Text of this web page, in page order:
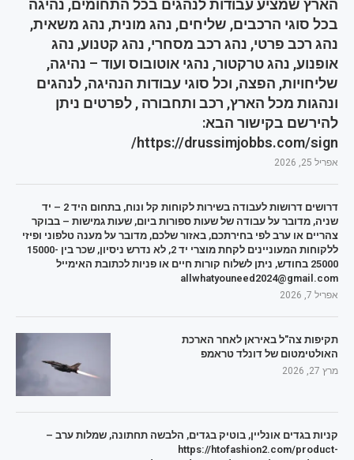
הארץ שמציע עבודות לנהגים בכל התחומים, נהיגה
בכל סוגי הרכבים, שליחים, נהג מונית, נהג משאית,
נהג רכב פרטי, נהג רכב מסחרי, נהג קטנוע, נהג
אופנוע, נהג טרקטור, נהגי אוטובוס ועוד – נהיגה,
שליחויות, הפצה, וכל סוגי עבודות הנהיגה, לנהגים
ונהגות מכל הארץ, רכב ותחבורה , לפרטים ניתן
להירשם בקישור הבא:
https://drussimjobbs.com/sign/
אפריל 25, 2026
דרושים דרושות לעבודה בשירות לקוחות קל ונוח, בתחום היד 2 – יד
שניה, מדובר על עבודה של שעות ספורות ביום, שעות גמישות – בבוקר
צהריים או ערב לפי בחירתכם, באזור שלכם, מדובר על מענה טלפוני ופיזי
ללקוחות המעוניינים לקחת מוצרי יד 2, לא נדרש ניסיון, שכר בין 15000-
25000 בחודש, ניתן לשלוח קורות חיים או פניות לכתובת האימייל
allwhatyouneed2024@gmail.com
אפריל 7, 2026
תקיפות צה"ל באיראן לאחר הארכת
האולטימטום של דונלד טראמפ
מרץ 27, 2026
קניות בגדים אונליין, בוטיק בגדים, הלבשה תחתונה, שמלות ערב –
https://htofashion2.com/product-